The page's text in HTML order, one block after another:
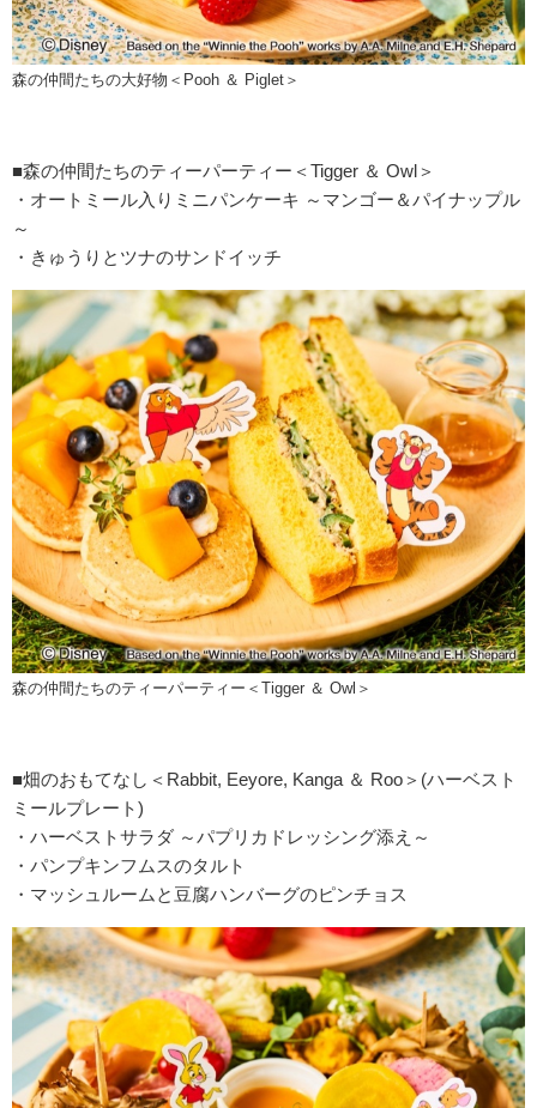
森の仲間たちの大好物＜Pooh ＆ Piglet＞
■森の仲間たちのティーパーティー＜Tigger ＆ Owl＞
・オートミール入りミニパンケーキ ～マンゴー＆パイナップル
～
・きゅうりとツナのサンドイッチ
森の仲間たちのティーパーティー＜Tigger ＆ Owl＞
■畑のおもてなし＜Rabbit, Eeyore, Kanga ＆ Roo＞(ハーベスト
ミールプレート)
・ハーベストサラダ ～パプリカドレッシング添え～
・パンプキンフムスのタルト
・マッシュルームと豆腐ハンバーグのピンチョス